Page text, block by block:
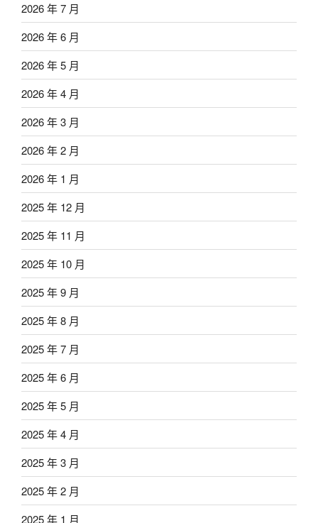
2026 年 7 月
2026 年 6 月
2026 年 5 月
2026 年 4 月
2026 年 3 月
2026 年 2 月
2026 年 1 月
2025 年 12 月
2025 年 11 月
2025 年 10 月
2025 年 9 月
2025 年 8 月
2025 年 7 月
2025 年 6 月
2025 年 5 月
2025 年 4 月
2025 年 3 月
2025 年 2 月
2025 年 1 月